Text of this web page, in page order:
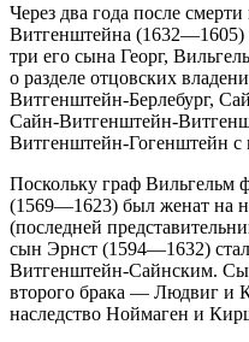
Через два года после
Витгенштейна (1632—1605)
три его сына Георг,
о разделе отцовских
Витгенштейн-Берлебург,
Сайн-Витгенштейн-
Витгенштейн-Гогенштейн с
Поскольку граф Вильгельм
(1569—1623) был женат на
(последней
сын Эрнст (1594—1632)
Витгенштейн-Сайнским.
второго брака — Людвиг и
наследство Ноймаген и